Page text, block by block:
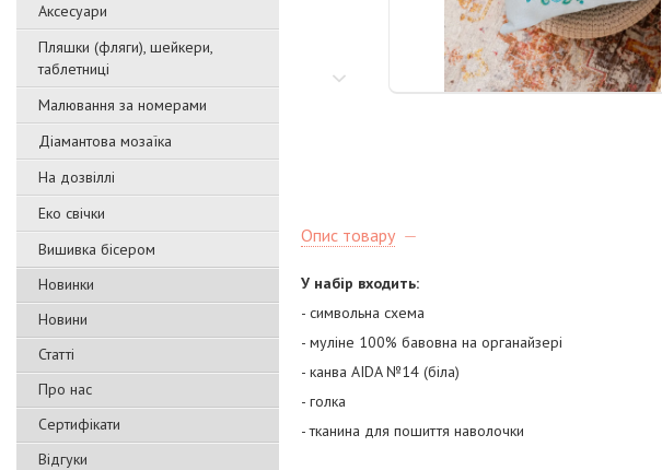
Аксесуари
Пляшки (фляги), шейкери,
таблетниці
Малювання за номерами
Діамантова мозаїка
На дозвіллі
Еко свічки
Вишивка бісером
Новинки
Новини
Статті
Про нас
Сертифікати
Відгуки
Опис товару
У набір входить:
- символьна схема
- муліне 100% бавовна на органайзері
- канва AIDA №14 (біла)
- голка
- тканина для пошиття наволочки